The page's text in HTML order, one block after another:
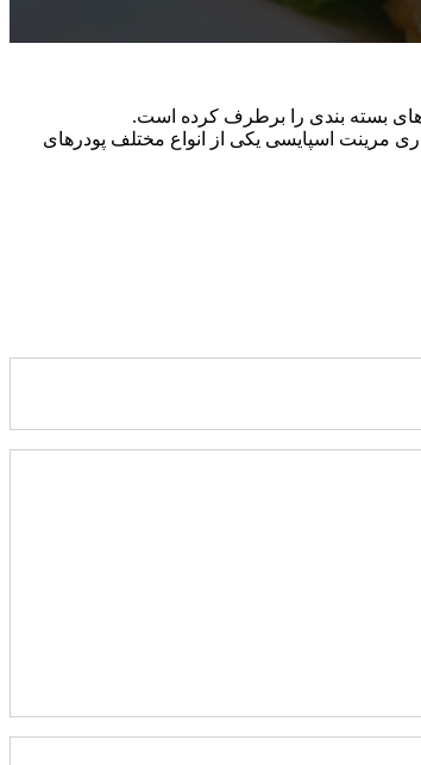
های بسته بندی را برطرف کرده است.
مرینت اسپایسی یکی از انواع مختلف پودرهای